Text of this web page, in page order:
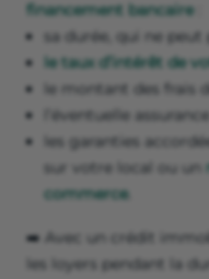
financement bancaire:
sa durée, qui ne peut
le taux d’intérêt de
le montant des frais
l’éventuelle
les garanties
sur votre local ou un
commerce.
➡️ Avec un crédit
les loyers pendant la